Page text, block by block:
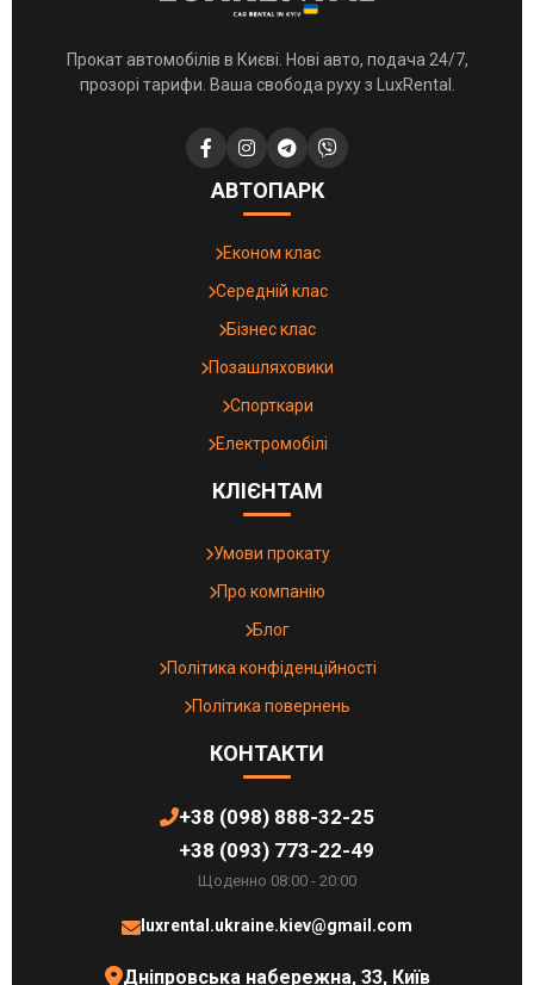
Прокат автомобілів в Києві. Нові авто, подача 24/7,
прозорі тарифи. Ваша свобода руху з LuxRental.
АВТОПАРК
Економ клас
Середній клас
Бізнес клас
Позашляховики
Спорткари
Електромобілі
КЛІЄНТАМ
Умови прокату
Про компанію
Блог
Політика конфіденційності
Політика повернень
КОНТАКТИ
+38 (098) 888-32-25
+38 (093) 773-22-49
Щоденно 08:00 - 20:00
luxrental.ukraine.kiev@gmail.com
Дніпровська набережна, 33, Київ